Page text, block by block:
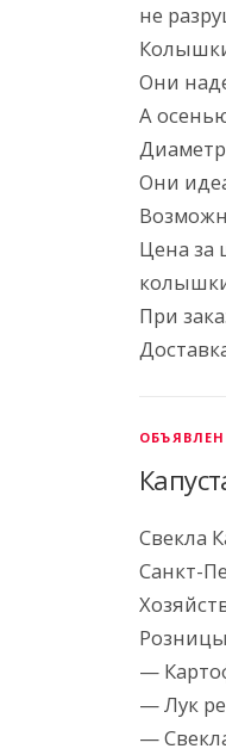
не
Они
А
Диаметр
Они
Цена за
При
Свекла
Санкт-
—
— Лук
—